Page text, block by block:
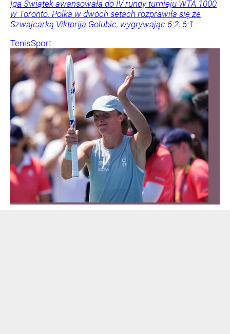
Iga Świątek awansowała do IV rundy turnieju WTA 1000
w Toronto. Polka w dwóch setach rozprawiła się ze
Szwajcarką Viktorija Golubic, wygrywając 6:2, 6:1.
TenisSport